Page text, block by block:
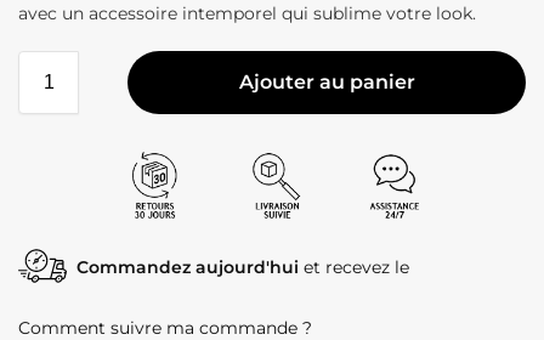
avec un accessoire intemporel qui sublime votre look.
Ajouter au panier
Commandez aujourd'hui et recevez le
Comment suivre ma commande ?